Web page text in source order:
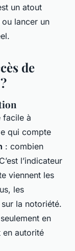
un atout
lancer un
de
facile à
qui compte
: combien
l’indicateur
viennent les
les
la notoriété.
en
en autorité